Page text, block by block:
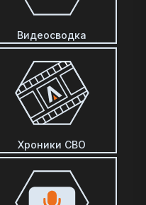
Видеосводка
Хроники СВО